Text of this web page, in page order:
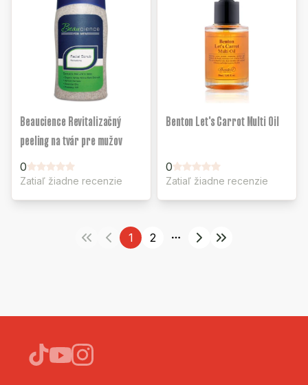
Beaucience Revitalizačný
peeling na tvár pre mužov
0
Zatiaľ žiadne recenzie
Benton Let's Carrot Multi Oil
0
Zatiaľ žiadne recenzie
1 2
More pages